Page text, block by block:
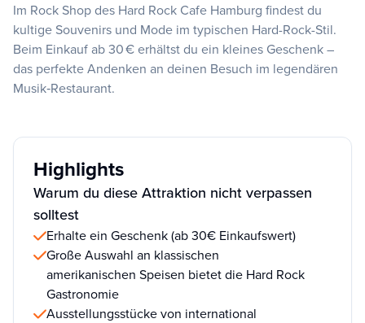
Im Rock Shop des Hard Rock Cafe Hamburg findest du
kultige Souvenirs und Mode im typischen Hard-Rock-Stil.
Beim Einkauf ab 30 € erhältst du ein kleines Geschenk –
das perfekte Andenken an deinen Besuch im legendären
Musik‑Restaurant.
Highlights
Warum du diese Attraktion nicht verpassen
solltest
Erhalte ein Geschenk (ab 30€ Einkaufswert)
Große Auswahl an klassischen
amerikanischen Speisen bietet die Hard Rock
Gastronomie
Ausstellungsstücke von international